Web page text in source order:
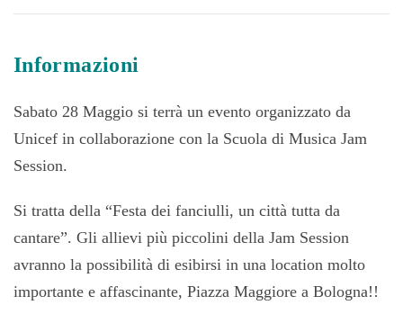
Informazioni
Sabato 28 Maggio si terrà un evento organizzato da
Unicef in collaborazione con la Scuola di Musica Jam
Session.
Si tratta della “Festa dei fanciulli, un città tutta da
cantare”. Gli allievi più piccolini della Jam Session
avranno la possibilità di esibirsi in una location molto
importante e affascinante, Piazza Maggiore a Bologna!!